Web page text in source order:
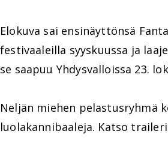
Elokuva sai ensinäyttönsä
festivaaleilla syyskuussa ja
se saapuu Yhdysvalloissa 23.
Neljän miehen pelastusryhmä
luolakannibaaleja. Katso